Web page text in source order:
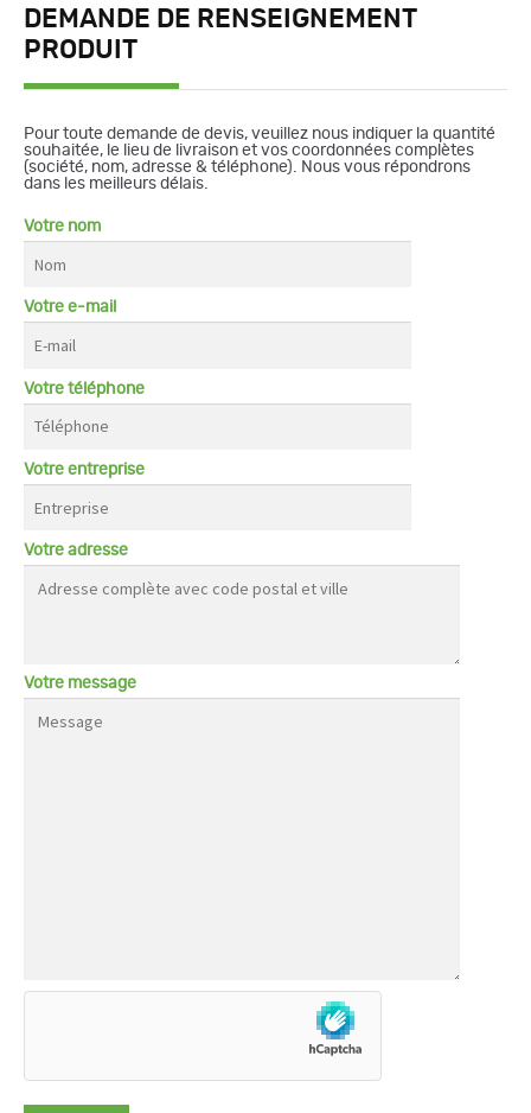
DEMANDE DE RENSEIGNEMENT
PRODUIT
Pour toute demande de devis, veuillez nous indiquer la quantité
souhaitée, le lieu de livraison et vos coordonnées complètes
(société, nom, adresse & téléphone). Nous vous répondrons
dans les meilleurs délais.
Votre nom
Votre e-mail
Votre téléphone
Votre entreprise
Votre adresse
Votre message